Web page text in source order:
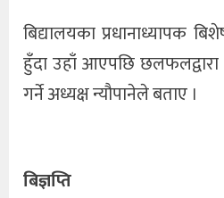
बिद्यालयका प्रधानाध्यापक
हुँदा उहाँ आएपछि
गर्ने अध्यक्ष न्यौपानेले बताए ।
बिज्ञप्ति